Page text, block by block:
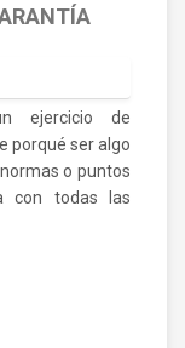
ejercicio de
porqué ser algo
o puntos
con todas las